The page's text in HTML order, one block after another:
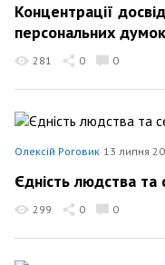
Концентрації
персональних
281 0 0
Олексій Роговик 13 липня
Єдність людства
299 0 0